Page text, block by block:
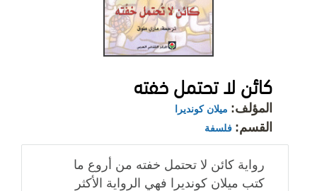
كائن لا تحتمل خفته
المؤلف: ميلان كونديرا
القسم: فلسفة
رواية كائن لا تحتمل خفته من أروع ما
كتب ميلان كونديرا فهي الرواية الأكثر